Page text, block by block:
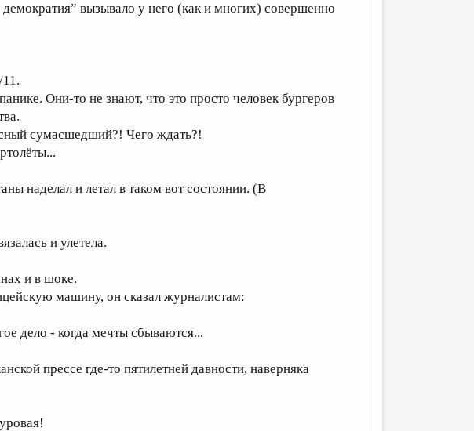
вызывало у него (как и многих) совершенно
Они-то не знают, что это просто человек бургеров
сумасшедший?! Чего ждать?!
наделал и летал в таком вот состоянии. (В
и улетела.
и в шоке.
машину, он сказал журналистам:
дело - когда мечты сбываются...
прессе где-то пятилетней давности, наверняка